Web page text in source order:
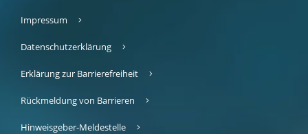
Impressum
Datenschutzerklärung
Erklärung zur Barrierefreiheit
Rückmeldung von Barrieren
Hinweisgeber-Meldestelle